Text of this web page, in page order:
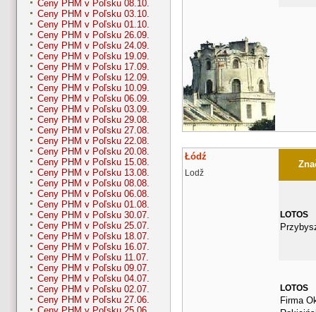
Ceny PHM v Poľsku 08.10.
Ceny PHM v Poľsku 03.10.
Ceny PHM v Poľsku 01.10.
Ceny PHM v Poľsku 26.09.
Ceny PHM v Poľsku 24.09.
Ceny PHM v Poľsku 19.09.
Ceny PHM v Poľsku 17.09.
Ceny PHM v Poľsku 12.09.
Ceny PHM v Poľsku 10.09.
Ceny PHM v Poľsku 06.09.
Ceny PHM v Poľsku 03.09.
Ceny PHM v Poľsku 29.08.
Ceny PHM v Poľsku 27.08.
Ceny PHM v Poľsku 22.08.
Ceny PHM v Poľsku 20.08.
Ceny PHM v Poľsku 15.08.
Ceny PHM v Poľsku 13.08.
Ceny PHM v Poľsku 08.08.
Ceny PHM v Poľsku 06.08.
Ceny PHM v Poľsku 01.08.
Ceny PHM v Poľsku 30.07.
Ceny PHM v Poľsku 25.07.
Ceny PHM v Poľsku 18.07.
Ceny PHM v Poľsku 16.07.
Ceny PHM v Poľsku 11.07.
Ceny PHM v Poľsku 09.07.
Ceny PHM v Poľsku 04.07.
Ceny PHM v Poľsku 02.07.
Ceny PHM v Poľsku 27.06.
Łódź
Lodž
LOTOS
LOTOS
Firma